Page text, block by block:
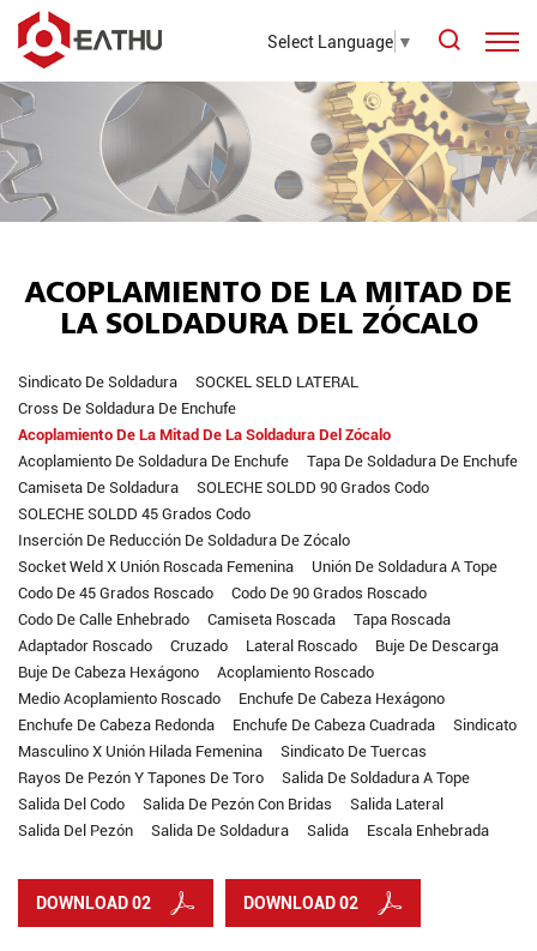
Select Language ▼
ACOPLAMIENTO DE LA MITAD DE
LA SOLDADURA DEL ZÓCALO
Sindicato De Soldadura
SOCKEL SELD LATERAL
Cross De Soldadura De Enchufe
Acoplamiento De La Mitad De La Soldadura Del Zócalo
Acoplamiento De Soldadura De Enchufe
Tapa De Soldadura De Enchufe
Camiseta De Soldadura
SOLECHE SOLDD 90 Grados Codo
SOLECHE SOLDD 45 Grados Codo
Inserción De Reducción De Soldadura De Zócalo
Socket Weld X Unión Roscada Femenina
Unión De Soldadura A Tope
Codo De 45 Grados Roscado
Codo De 90 Grados Roscado
Codo De Calle Enhebrado
Camiseta Roscada
Tapa Roscada
Adaptador Roscado
Cruzado Lateral Roscado
Buje De Descarga
Buje De Cabeza Hexágono
Acoplamiento Roscado
Medio Acoplamiento Roscado
Enchufe De Cabeza Hexágono
Enchufe De Cabeza Redonda
Enchufe De Cabeza Cuadrada
Sindicato
Masculino X Unión Hilada Femenina
Sindicato De Tuercas
Rayos De Pezón Y Tapones De Toro
Salida De Soldadura A Tope
Salida Del Codo
Salida De Pezón Con Bridas
Salida Lateral
Salida Del Pezón
Salida De Soldadura Salida Escala Enhebrada
DOWNLOAD 02 DOWNLOAD 02